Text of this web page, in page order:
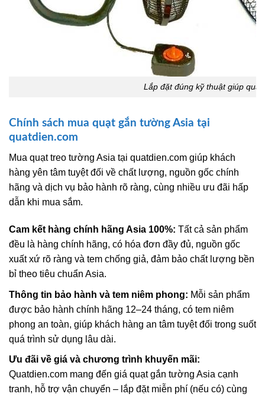
Lắp đặt đúng kỹ thuật giúp
Chính sách mua quạt gắn tường Asia tại
quatdien.com
Mua quạt treo tường Asia tại quatdien.com giúp khách
hàng yên tâm tuyệt đối về chất lượng, nguồn gốc chính
hãng và dịch vụ bảo hành rõ ràng, cùng nhiều ưu đãi hấp
dẫn khi mua sắm.
Cam kết hàng chính hãng Asia 100%: Tất cả sản phẩm
đều là hàng chính hãng, có hóa đơn đầy đủ, nguồn gốc
xuất xứ rõ ràng và tem chống giả, đảm bảo chất lượng bền
bỉ theo tiêu chuẩn Asia.
Thông tin bảo hành và tem niêm phong: Mỗi sản phẩm
được bảo hành chính hãng 12–24 tháng, có tem niêm
phong an toàn, giúp khách hàng an tâm tuyệt đối trong suốt
quá trình sử dụng lâu dài.
Ưu đãi về giá và chương trình khuyến mãi:
Quatdien.com mang đến giá quạt gắn tường Asia cạnh
tranh, hỗ trợ vận chuyển – lắp đặt miễn phí (nếu có) cùng